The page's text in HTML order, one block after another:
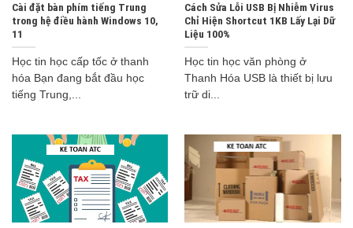
Cài đặt bàn phím tiếng Trung
trong hệ điều hành Windows 10,
11
Học tin học cấp tốc ở thanh
hóa Bạn đang bắt đầu học
tiếng Trung,...
Cách Sửa Lỗi USB Bị Nhiễm Virus
Chỉ Hiện Shortcut 1KB Lấy Lại Dữ
Liệu 100%
Học tin học văn phòng ở
Thanh Hóa USB là thiết bị lưu
trữ di...